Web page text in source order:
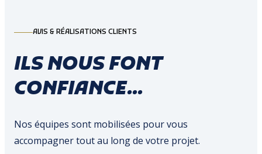
AVIS & RÉALISATIONS CLIENTS
ILS NOUS FONT
CONFIANCE...
Nos équipes sont mobilisées pour vous
accompagner tout au long de votre projet.